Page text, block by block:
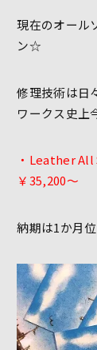
現在のオール
ン☆
修理技術は日
ワークス史
・Leather
￥35,200～
納期は1か月位